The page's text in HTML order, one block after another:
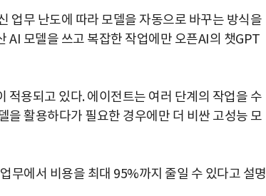
업무 난도에 따라 모델을 자동으로 바꾸는 방식을
AI 모델을 쓰고 복잡한 작업에만 오픈AI의 챗GPT
적용되고 있다. 에이전트는 여러 단계의 작업을 수
을 활용하다가 필요한 경우에만 더 비싼 고성능 모
무에서 비용을 최대 95%까지 줄일 수 있다고 설명